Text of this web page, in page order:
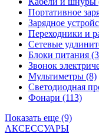
Портативное
Зарядное
Переходники и
Сетевые
Блоки питания
Звонок
Мультиметры (8)
Светодиодная
Фонари (113)
Показать еще (9)
АКСЕССУАРЫ